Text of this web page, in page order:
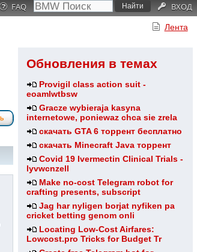
FAQ ВХОД
Лента
Обновления в темах
Provigil class action suit -
eoamlwtbsw
Gracze wybieraja kasyna
internetowe, poniewaz chca sie zrela
скачать GTA 6 торрент бесплатно
скачать Minecraft Java торрент
Covid 19 Ivermectin Clinical Trials -
lyvwcnzell
Make no-cost Telegram robot for
crafting presents, subscript
Jag har nyligen borjat nyfiken pa
cricket betting genom onli
Locating Low-Cost Airfares:
Lowcost.pro Tricks for Budget Tr